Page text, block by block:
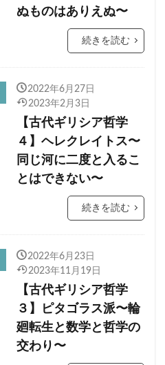
ぬものはありえぬ〜
続きを読む
2022年6月27日
2023年2月3日
【古代ギリシア哲学
４】ヘレクレイトス〜
同じ河に二度と入るこ
とはできない〜
続きを読む
2022年6月23日
2023年11月19日
【古代ギリシア哲学
３】ピタゴラス派〜輪
廻転生と数学と哲学の
交わり〜